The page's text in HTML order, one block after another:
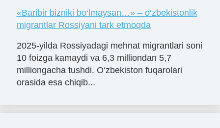
«Baribir bizniki bo‘lmaysan…» – o‘zbekistonlik
migrantlar Rossiyani tark etmoqda
2025-yilda Rossiyadagi mehnat migrantlari soni
10 foizga kamaydi va 6,3 milliondan 5,7
milliongacha tushdi. O‘zbekiston fuqarolari
orasida esa chiqib...